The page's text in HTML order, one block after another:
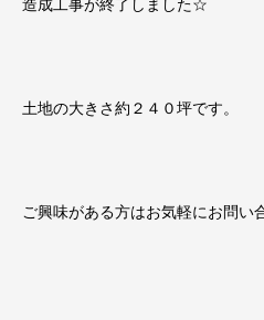
造成工事が終了しました☆
土地の大きさ約２４０坪です。
ご興味がある方はお気軽にお問い